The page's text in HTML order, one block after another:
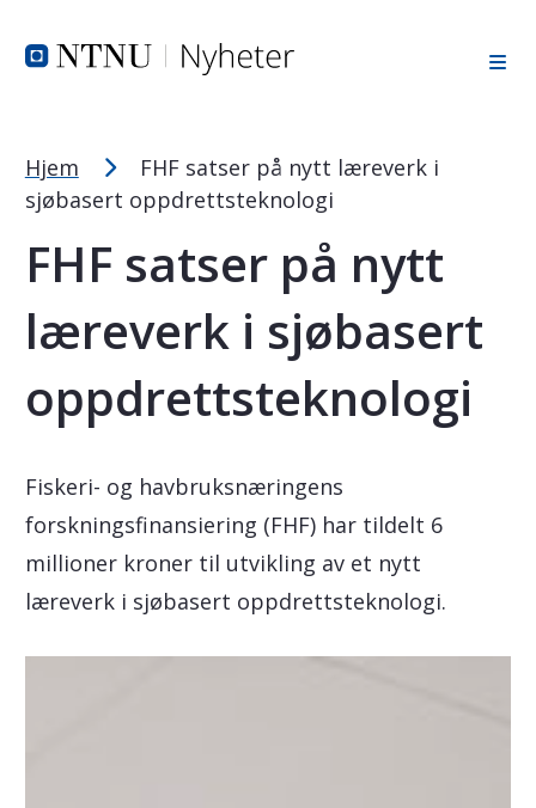
PC: Press ned CTRL og klikk på + (pluss) for å forstørre
Hjem
FHF satser på nytt læreverk i
sjøbasert oppdrettsteknologi
FHF satser på nytt
læreverk i sjøbasert
oppdrettsteknologi
Fiskeri- og havbruksnæringens
forskningsfinansiering (FHF) har tildelt 6
millioner kroner til utvikling av et nytt
læreverk i sjøbasert oppdrettsteknologi.